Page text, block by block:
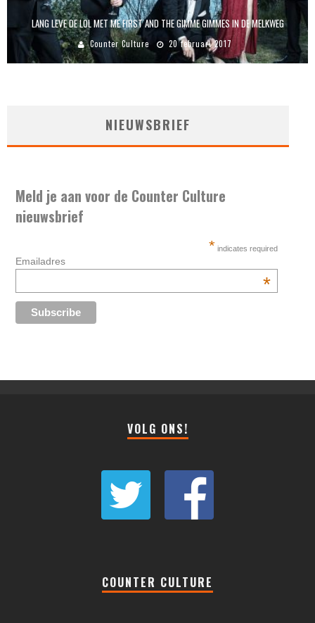
LANG LEVE DE LOL MET ME FIRST AND THE GIMME GIMMES IN DE MELKWEG
Counter Culture 20 februari 2017
NIEUWSBRIEF
Meld je aan voor de Counter Culture
nieuwsbrief
* indicates required
Emailadres
*
VOLG ONS!
COUNTER CULTURE